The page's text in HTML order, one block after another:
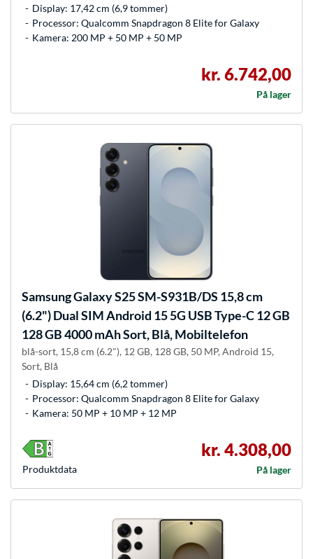
Display: 17,42 cm (6,9 tommer)
Processor: Qualcomm Snapdragon 8 Elite for Galaxy
Kamera: 200 MP + 50 MP + 50 MP
kr. 6.742,00
På lager
SamsungGalaxy S25 SM-S931B/DS 15,8 cm
(6.2") Dual SIM Android 15 5G USB Type-C 12 GB
128 GB 4000 mAh Sort, Blå, Mobiltelefon
blå-sort, 15,8 cm (6.2"), 12 GB, 128 GB, 50 MP, Android 15,
Sort, Blå
Display: 15,64 cm (6,2 tommer)
Processor: Qualcomm Snapdragon 8 Elite for Galaxy
Kamera: 50 MP + 10 MP + 12 MP
kr. 4.308,00
På lager
Produkt­data